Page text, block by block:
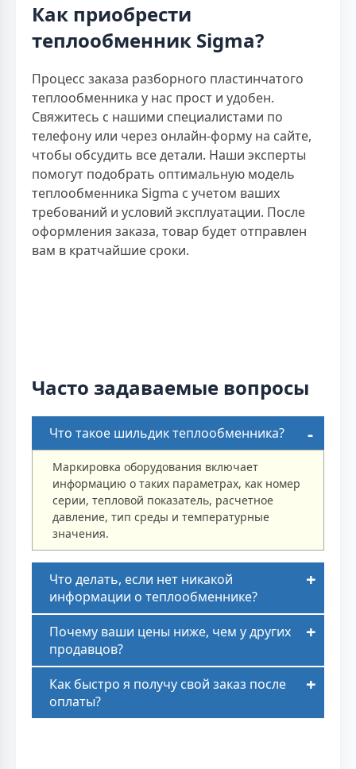
Как приобрести
теплообменник Sigma?
Процесс заказа разборного пластинчатого
теплообменника у нас прост и удобен.
Свяжитесь с нашими специалистами по
телефону или через онлайн-форму на сайте,
чтобы обсудить все детали. Наши эксперты
помогут подобрать оптимальную модель
теплообменника Sigma с учетом ваших
требований и условий эксплуатации. После
оформления заказа, товар будет отправлен
вам в кратчайшие сроки.
Часто задаваемые вопросы
Что такое шильдик теплообменника?
Маркировка оборудования включает
информацию о таких параметрах, как номер
серии, тепловой показатель, расчетное
давление, тип среды и температурные
значения.
Что делать, если нет никакой
информации о теплообменнике?
Почему ваши цены ниже, чем у других
продавцов?
Как быстро я получу свой заказ после
оплаты?